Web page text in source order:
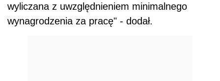
wyliczana z uwzględnieniem minimalnego
wynagrodzenia za pracę" - dodał.